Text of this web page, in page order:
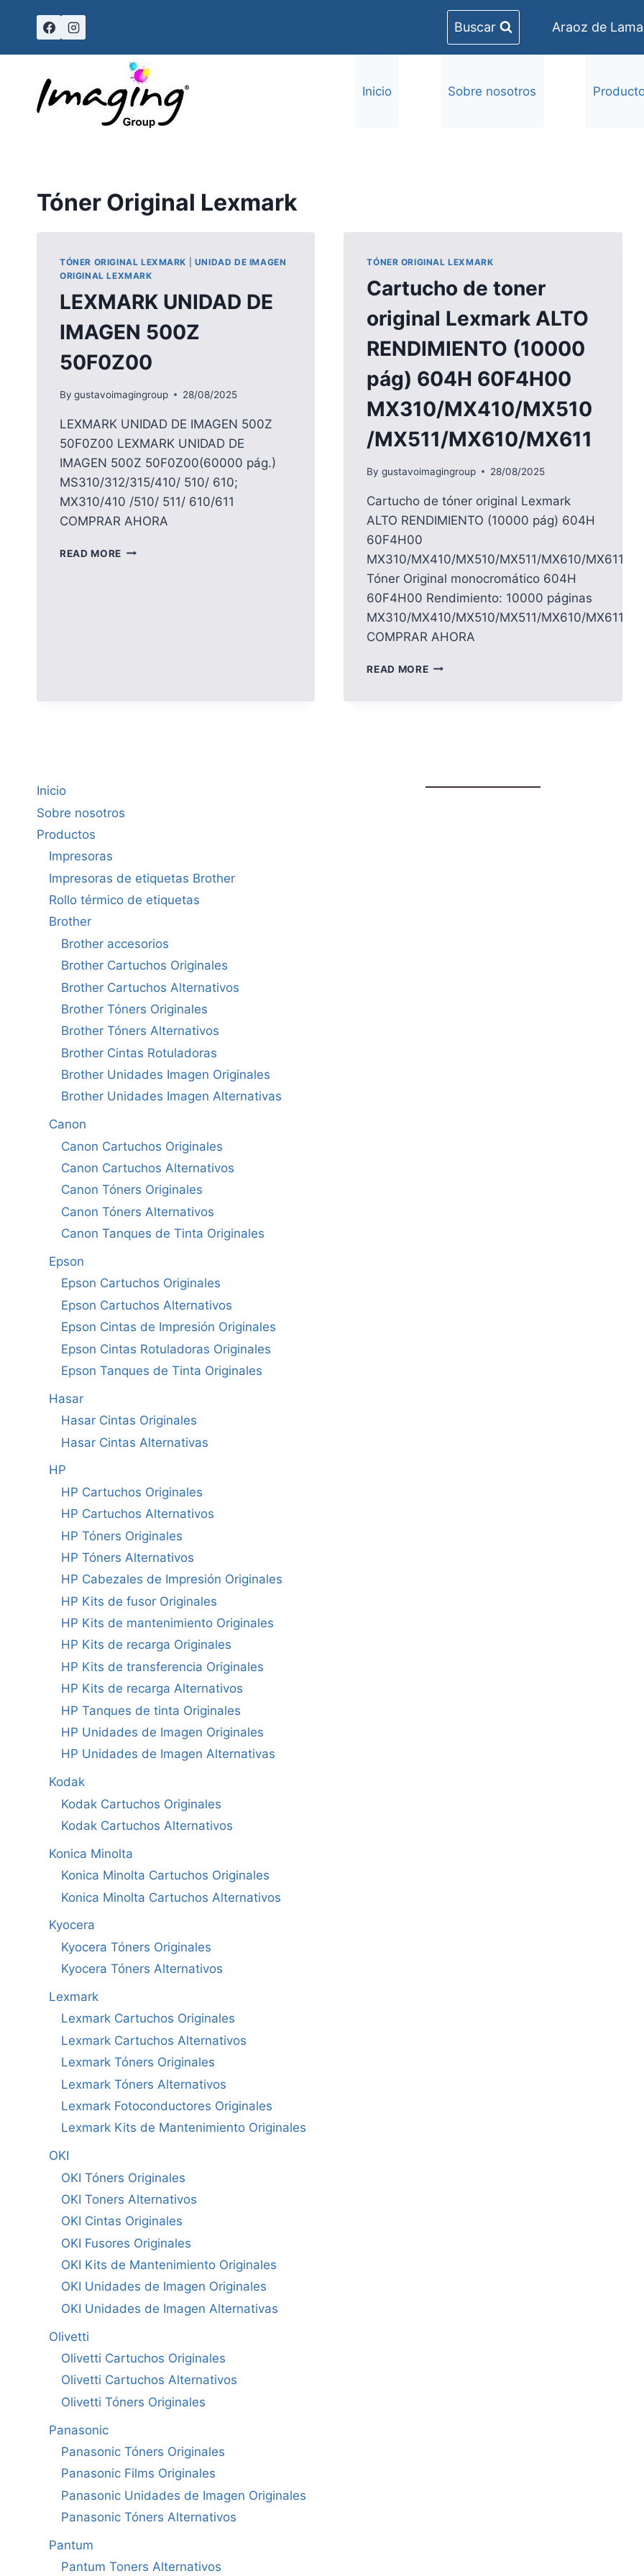
Buscar Araoz de
Inicio Sobre nosotros
Tóner Original Lexmark
TÓNER ORIGINAL LEXMARK
UNIDAD DE IMAGEN
ORIGINAL LEXMARK
LEXMARK UNIDAD DE
IMAGEN 500Z
50F0Z00
By gustavoimagingroup 28/08/2025
LEXMARK UNIDAD DE IMAGEN 500Z
50F0Z00 LEXMARK UNIDAD DE
IMAGEN 500Z 50F0Z00(60000 pág.)
MS310/312/315/410/ 510/ 610;
MX310/410 /510/ 511/ 610/611
COMPRAR AHORA
READ MORE LEXMARK
TÓNER ORIGINAL LEXMARK
Cartucho de toner
original Lexmark ALTO
RENDIMIENTO (10000
pág) 604H 60F4H00
MX310/MX410/MX510
/MX511/MX610/MX611
By gustavoimagingroup 28/08/2025
Cartucho de tóner original Lexmark
ALTO RENDIMIENTO (10000 pág) 604H
60F4H00
MX310/MX410/MX510/MX511/MX610/MX611
Tóner Original monocromático 604H
60F4H00 Rendimiento: 10000 páginas
MX310/MX410/MX510/MX511/MX610/MX611
COMPRAR AHORA
READ MORECARTUCHO
PÁG)
Inicio
Sobre nosotros
Productos
Impresoras
Impresoras de etiquetas Brother
Rollo térmico de etiquetas
Brother
Brother accesorios
Brother Cartuchos Originales
Brother Cartuchos Alternativos
Brother Tóners Originales
Brother Tóners Alternativos
Brother Cintas Rotuladoras
Brother Unidades Imagen Originales
Brother Unidades Imagen Alternativas
Canon
Canon Cartuchos Originales
Canon Cartuchos Alternativos
Canon Tóners Originales
Canon Tóners Alternativos
Canon Tanques de Tinta Originales
Epson
Epson Cartuchos Originales
Epson Cartuchos Alternativos
Epson Cintas de Impresión Originales
Epson Cintas Rotuladoras Originales
Epson Tanques de Tinta Originales
Hasar
Hasar Cintas Originales
Hasar Cintas Alternativas
HP
HP Cartuchos Originales
HP Cartuchos Alternativos
HP Tóners Originales
HP Tóners Alternativos
HP Cabezales de Impresión Originales
HP Kits de fusor Originales
HP Kits de mantenimiento Originales
HP Kits de recarga Originales
HP Kits de transferencia Originales
HP Kits de recarga Alternativos
HP Tanques de tinta Originales
HP Unidades de Imagen Originales
HP Unidades de Imagen Alternativas
Kodak
Kodak Cartuchos Originales
Kodak Cartuchos Alternativos
Konica Minolta
Konica Minolta Cartuchos Originales
Konica Minolta Cartuchos Alternativos
Kyocera
Kyocera Tóners Originales
Kyocera Tóners Alternativos
Lexmark
Lexmark Cartuchos Originales
Lexmark Cartuchos Alternativos
Lexmark Tóners Originales
Lexmark Tóners Alternativos
Lexmark Fotoconductores Originales
Lexmark Kits de Mantenimiento Originales
OKI
OKI Tóners Originales
OKI Toners Alternativos
OKI Cintas Originales
OKI Fusores Originales
OKI Kits de Mantenimiento Originales
OKI Unidades de Imagen Originales
OKI Unidades de Imagen Alternativas
Olivetti
Olivetti Cartuchos Originales
Olivetti Cartuchos Alternativos
Olivetti Tóners Originales
Panasonic
Panasonic Tóners Originales
Panasonic Films Originales
Panasonic Unidades de Imagen Originales
Panasonic Tóners Alternativos
Pantum
Pantum Toners Alternativos